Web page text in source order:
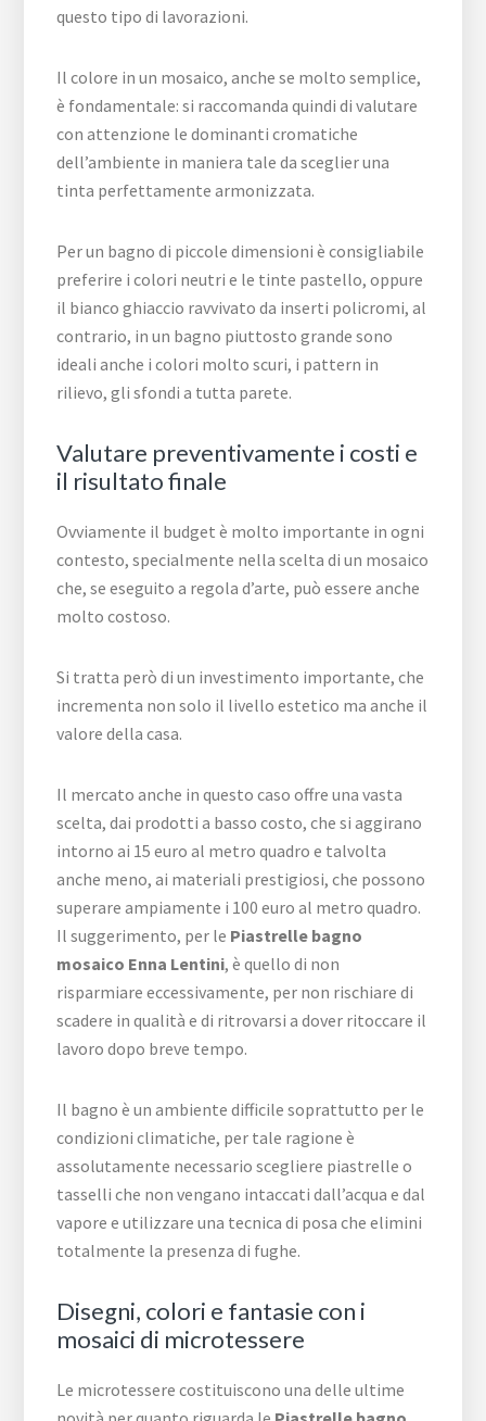
questo tipo di lavorazioni.
Il colore in un mosaico, anche se molto semplice,
è fondamentale: si raccomanda quindi di valutare
con attenzione le dominanti cromatiche
dell’ambiente in maniera tale da sceglier una
tinta perfettamente armonizzata.
Per un bagno di piccole dimensioni è consigliabile
preferire i colori neutri e le tinte pastello, oppure
il bianco ghiaccio ravvivato da inserti policromi, al
contrario, in un bagno piuttosto grande sono
ideali anche i colori molto scuri, i pattern in
rilievo, gli sfondi a tutta parete.
Valutare preventivamente i costi e
il risultato finale
Ovviamente il budget è molto importante in ogni
contesto, specialmente nella scelta di un mosaico
che, se eseguito a regola d’arte, può essere anche
molto costoso.
Si tratta però di un investimento importante, che
incrementa non solo il livello estetico ma anche il
valore della casa.
Il mercato anche in questo caso offre una vasta
scelta, dai prodotti a basso costo, che si aggirano
intorno ai 15 euro al metro quadro e talvolta
anche meno, ai materiali prestigiosi, che possono
superare ampiamente i 100 euro al metro quadro.
Il suggerimento, per le Piastrelle bagno
mosaico Enna Lentini, è quello di non
risparmiare eccessivamente, per non rischiare di
scadere in qualità e di ritrovarsi a dover ritoccare il
lavoro dopo breve tempo.
Il bagno è un ambiente difficile soprattutto per le
condizioni climatiche, per tale ragione è
assolutamente necessario scegliere piastrelle o
tasselli che non vengano intaccati dall’acqua e dal
vapore e utilizzare una tecnica di posa che elimini
totalmente la presenza di fughe.
Disegni, colori e fantasie con i
mosaici di microtessere
Le microtessere costituiscono una delle ultime